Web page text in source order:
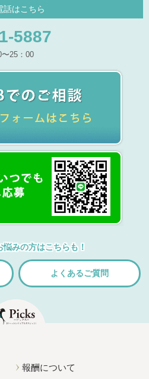
話はこちら
5887
25：00
みの方はこちらも！
よくあるご質問
報酬について